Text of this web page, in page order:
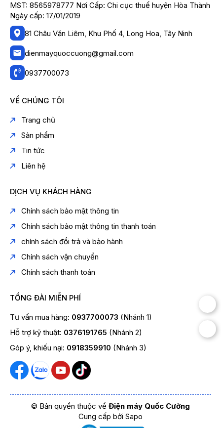
MST: 8565978777 Nơi Cấp: Chi cục thuế huyện Hòa Thành
Ngày cấp: 17/01/2019
81 Châu Văn Liêm, Khu Phố 4, Long Hoa, Tây Ninh
dienmayquoccuong@gmail.com
0937700073
VỀ CHÚNG TÔI
Trang chủ
Sản phẩm
Tin tức
Liên hệ
DỊCH VỤ KHÁCH HÀNG
Chính sách bảo mật thông tin
Chính sách bảo mật thông tin thanh toán
chính sách đổi trả và bảo hành
Chính sách vận chuyển
Chính sách thanh toán
TỔNG ĐÀI MIỄN PHÍ
Tư vấn mua hàng: 0937700073 (Nhánh 1)
Hỗ trợ kỹ thuật: 0376191765 (Nhánh 2)
Góp ý, khiếu nại: 0918359910 (Nhánh 3)
© Bản quyền thuộc về Điện máy Quốc Cường
Cung cấp bởi Sapo